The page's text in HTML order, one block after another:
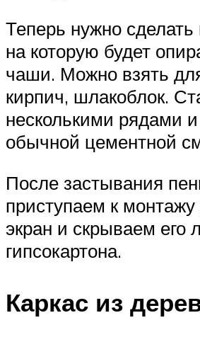
Теперь нужно сделать
на которую будет
чаши. Можно взять
кирпич, шлакоблок.
несколькими рядами
обычной цементной
После застывания
приступаем к монтажу
экран и скрываем его
гипсокартона.
Каркас из